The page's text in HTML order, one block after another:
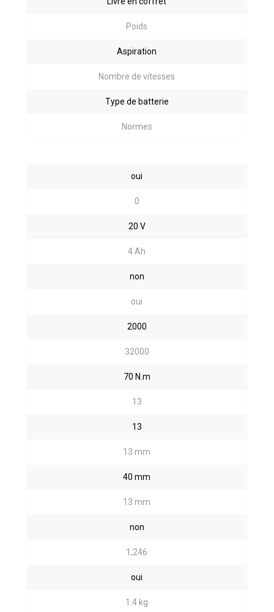
Poids
Aspiration
Nombre de vitesses
Type de batterie
Normes
oui
0
20 V
4 Ah
non
oui
2000
32000
70 N.m
13
13
13 mm
40 mm
13 mm
non
1,246
oui
1.4 kg